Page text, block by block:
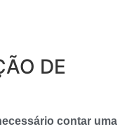
DE
contar uma